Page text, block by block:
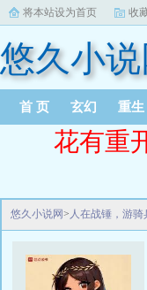
将本站设为首页 收
悠久小
首 页 玄幻 重生
花有重
悠久小说网> 人在战锤，游骑